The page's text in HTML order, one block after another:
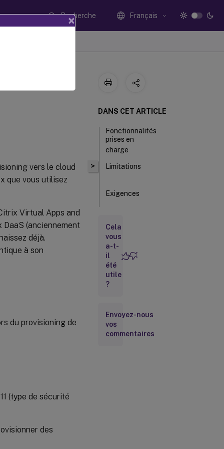
Recherche Français
vers le cloud
que vous utilisez
Virtual Apps and
(anciennement
déjà.
à son
du provisioning de
(type de sécurité
des
>
DANS CET ARTICLE
Fonctionnalités
prises en
charge
Limitations
Exigences
Configurer
Citrix
Provisioning
sur Azure
silencieuse
de l’assistant
de
Cela
vous
a-t-
il
été
utile
?
Envoyez-nous
vos
commentaires
×